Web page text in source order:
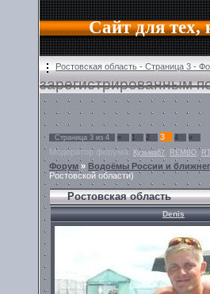
Сайт для
Ростовская область - Страница 3 -
зарегистрированным
Страница 3 из 4 « 1 2 3 4 »
Модератор форума: Кузьма67 REMBO ,
Форум » Водоёмы России и
Ростовской области)
Ростовская область
Denis